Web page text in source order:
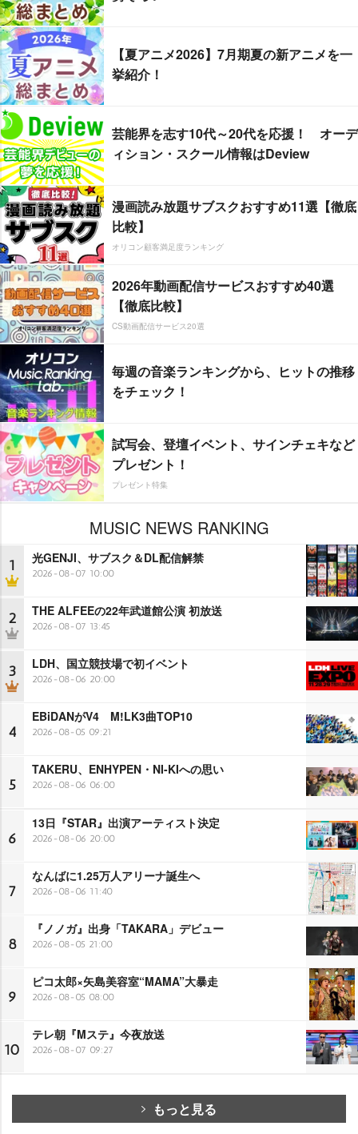
【夏アニメ2026】7月期夏の新アニメを一
挙紹介！
芸能界を志す10代～20代を応援！ オーデ
ィション・スクール情報はDeview
漫画読み放題サブスクおすすめ11選【徹底
比較】
オリコン顧客満足度ランキング
2026年動画配信サービスおすすめ40選
【徹底比較】
CS動画配信サービス20選
毎週の音楽ランキングから、ヒットの推移
をチェック！
試写会、登壇イベント、サインチェキなど
プレゼント！
プレゼント特集
MUSIC NEWS RANKING
1 光GENJI、サブスク＆DL配信解禁
2026-08-07 10:00
2 THE ALFEEの22年武道館公演 初放送
2026-08-07 13:45
3 LDH、国立競技場で初イベント
2026-08-06 20:00
4
EBiDANがV4 M!LK3曲TOP10
2026-08-05 09:21
5
TAKERU、ENHYPEN・NI-KIへの思い
2026-08-06 06:00
6
13日『STAR』出演アーティスト決定
2026-08-06 20:00
7
なんばに1.25万人アリーナ誕生へ
2026-08-06 11:40
8
『ノノガ』出身「TAKARA」デビュー
2026-08-05 21:00
9
ピコ太郎×矢島美容室“MAMA”大暴走
2026-08-05 08:00
10
テレ朝『Mステ』今夜放送
2026-08-07 09:27
もっと見る